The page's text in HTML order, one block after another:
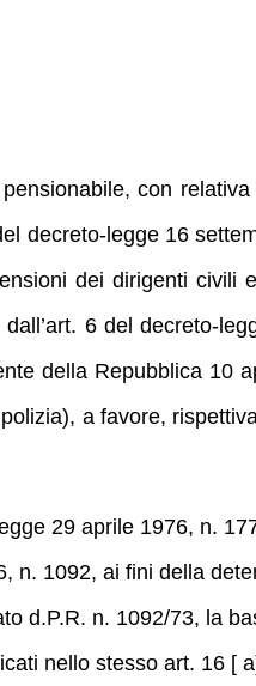
con
decreto-legge 16
dei dirigenti
6 del decreto-
della Repubblica 10
a favore,
29 aprile 1976, n.
n. 1092, ai fini della
d.P.R. n. 1092/73, la
nello stesso art. 16 [